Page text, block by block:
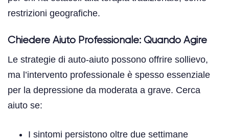
restrizioni geografiche.
Chiedere Aiuto Professionale: Quando Agire
Le strategie di auto-aiuto possono offrire sollievo,
ma l’intervento professionale è spesso essenziale
per la depressione da moderata a grave. Cerca
aiuto se:
I sintomi persistono oltre due settimane